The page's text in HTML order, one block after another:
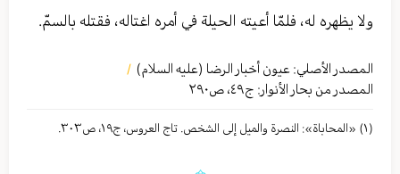
ولا يظهره له، فلمّا أعيته الحيلة في أمره اغتاله، فقتله بالسمّ.
المصدر الأصلي: عيون أخبار الرضا (عليه السلام) /
المصدر من بحار الأنوار: ج٤٩، ص٢٩۰
(١) «المحاباة»: النصرة والمیل إلی الشخص. تاج العروس، ج١٩، ص٣۰٣.